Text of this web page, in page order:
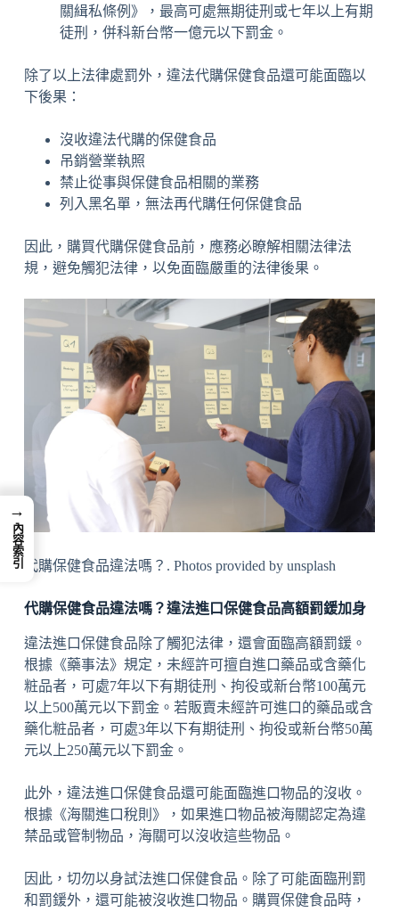
關緝私條例》，最高可處無期徒刑或七年以上有期
徒刑，併科新台幣一億元以下罰金。
除了以上法律處罰外，違法代購保健食品還可能面臨以
下後果：
沒收違法代購的保健食品
吊銷營業執照
禁止從事與保健食品相關的業務
列入黑名單，無法再代購任何保健食品
因此，購買代購保健食品前，應務必瞭解相關法律法
規，避免觸犯法律，以免面臨嚴重的法律後果。
代購保健食品違法嗎？. Photos provided by unsplash
代購保健食品違法嗎？違法進口保健食品高額罰鍰加身
違法進口保健食品除了觸犯法律，還會面臨高額罰鍰。
根據《藥事法》規定，未經許可擅自進口藥品或含藥化
粧品者，可處7年以下有期徒刑、拘役或新台幣100萬元
以上500萬元以下罰金。若販賣未經許可進口的藥品或含
藥化粧品者，可處3年以下有期徒刑、拘役或新台幣50萬
元以上250萬元以下罰金。
此外，違法進口保健食品還可能面臨進口物品的沒收。
根據《海關進口稅則》，如果進口物品被海關認定為違
禁品或管制物品，海關可以沒收這些物品。
因此，切勿以身試法進口保健食品。除了可能面臨刑罰
和罰鍰外，還可能被沒收進口物品。購買保健食品時，
→
內容索引